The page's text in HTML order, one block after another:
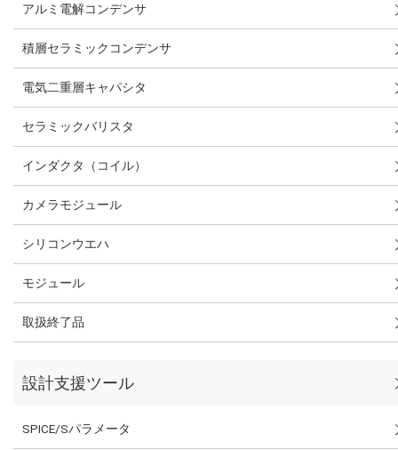
アルミ電解コンデンサ
積層セラミックコンデンサ
電気二重層キャパシタ
セラミックバリスタ
インダクタ（コイル）
カメラモジュール
シリコンウエハ
モジュール
取扱終了品
設計支援ツール
SPICE/Sパラメータ